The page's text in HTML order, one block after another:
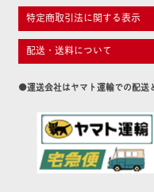
特定商取引法に関する表示
配送・送料について
●運送会社はヤマト運輸での配送